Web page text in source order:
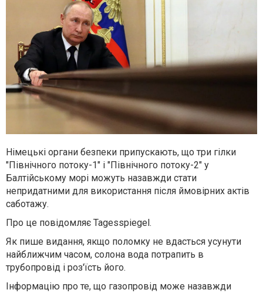
Німецькі органи безпеки припускають, що три гілки
"Північного потоку-1" і "Північного потоку-2" у
Балтійському морі можуть назавжди стати
непридатними для використання після ймовірних актів
саботажу.
Про це повідомляє Tagesspiegel.
Як пише видання, якщо поломку не вдасться усунути
найближчим часом, солона вода потрапить в
трубопровід і роз'їсть його.
Інформацію про те, що газопровід може назавжди